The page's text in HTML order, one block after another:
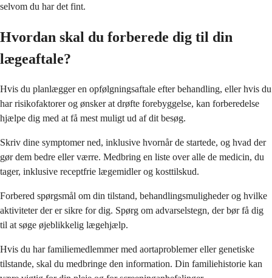
selvom du har det fint.
Hvordan skal du forberede dig til din
lægeaftale?
Hvis du planlægger en opfølgningsaftale efter behandling, eller hvis du
har risikofaktorer og ønsker at drøfte forebyggelse, kan forberedelse
hjælpe dig med at få mest muligt ud af dit besøg.
Skriv dine symptomer ned, inklusive hvornår de startede, og hvad der
gør dem bedre eller værre. Medbring en liste over alle de medicin, du
tager, inklusive receptfrie lægemidler og kosttilskud.
Forbered spørgsmål om din tilstand, behandlingsmuligheder og hvilke
aktiviteter der er sikre for dig. Spørg om advarselstegn, der bør få dig
til at søge øjeblikkelig lægehjælp.
Hvis du har familiemedlemmer med aortaproblemer eller genetiske
tilstande, skal du medbringe den information. Din familiehistorie kan